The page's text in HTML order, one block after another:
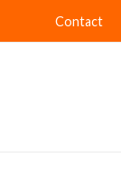
Contact